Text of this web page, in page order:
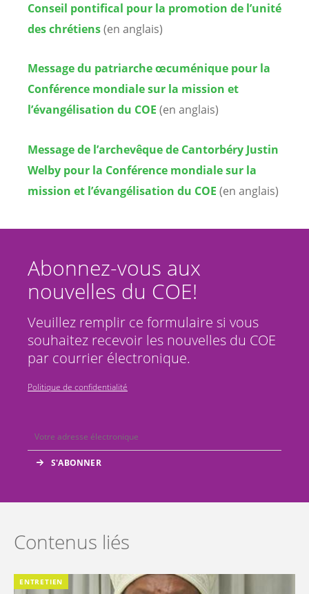
Conseil pontifical pour la promotion de l’unité
des chrétiens(en anglais)
Message du patriarche œcuménique pour la
Conférence mondiale sur la mission et
l’évangélisation du COE (en anglais)
Message de l’archevêque de Cantorbéry Justin
Welby pour la Conférence mondiale sur la
mission et l’évangélisation du COE (en anglais)
Abonnez-vous aux
nouvelles du COE!
Veuillez remplir ce formulaire si vous
souhaitez recevoir les nouvelles du COE
par courrier électronique.
Politique de confidentialité
Contenus liés
ENTRETIEN